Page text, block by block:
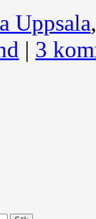
Uppsala
| 3